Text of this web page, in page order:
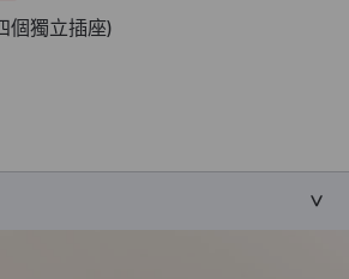
個獨立插座)